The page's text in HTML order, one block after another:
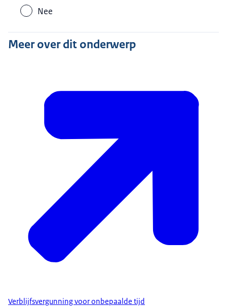
Nee
Meer over dit onderwerp
Verblijfsvergunning voor onbepaalde tijd